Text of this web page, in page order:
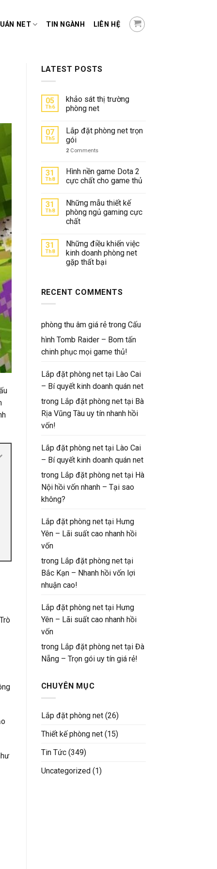
NET TIN NGÀNH LIÊN HỆ
LATEST POSTS
05
Th6
khảo sát thị trường
phòng net
07
Th5
Lắp đặt phòng net trọn
gói
2Comments
31
Th8
Hình nền game Dota 2
cực chất cho game thủ
31
Th8
Những mẫu thiết kế
phòng ngủ gaming cực
chất
31
Th8
Những điều khiến việc
kinh doanh phòng net
gặp thất bại
RECENT COMMENTS
phòng thu âm giá rẻtrong Cấu
hình Tomb Raider – Bom tấn
chinh phục mọi game thủ!
Lắp đặt phòng net tại Lào Cai
– Bí quyết kinh doanh quán net
trong Lắp đặt phòng net tại Bà
Rịa Vũng Tàu uy tín nhanh hồi
vốn!
Lắp đặt phòng net tại Lào Cai
– Bí quyết kinh doanh quán net
trong Lắp đặt phòng net tại Hà
Nội hồi vốn nhanh – Tại sao
không?
Lắp đặt phòng net tại Hưng
Yên – Lãi suất cao nhanh hồi
vốn
trong Lắp đặt phòng net tại
Bắc Kạn – Nhanh hồi vốn lợi
nhuận cao!
Lắp đặt phòng net tại Hưng
Yên – Lãi suất cao nhanh hồi
vốn
trong Lắp đặt phòng net tại Đà
Nẵng – Trọn gói uy tín giá rẻ!
CHUYÊN MỤC
Lắp đặt phòng net(26)
Thiết kế phòng net(15)
Tin Tức(349)
Uncategorized(1)